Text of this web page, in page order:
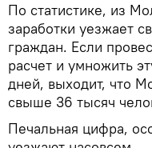
По статистике, из
заработки уезжает
граждан. Если
расчет и умножить
дней, выходит, что
свыше 36 тысяч
Печальная цифра,